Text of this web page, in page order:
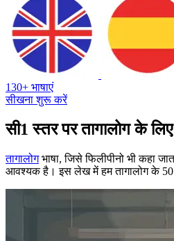
130+ भाषाएं
सीखना शुरू करें
सी1 स्तर पर तागालोग के
तागालोगभाषा, जिसे फिलीपीनो भी कहा
आवश्यक है। इस लेख में हम तागालोग के 50